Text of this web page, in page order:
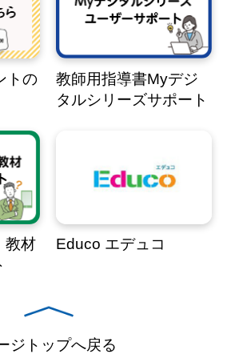
トの
教師用指導書Myデジ
タルシリーズサポート
教材
Educo エデュコ
ジトップへ戻る